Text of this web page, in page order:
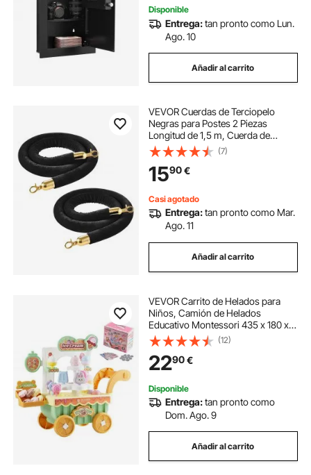
Disponible
Entrega:tan pronto como Lun.
Ago. 10
Añadir al carrito
VEVOR Cuerdas de Terciopelo
Negras para Postes 2 Piezas
Longitud de 1,5 m, Cuerda de
Barrera con Ganchos Dorados para
Control de Multitudes, Barrera
Separadora para Eventos, Cines,
Hoteles, Fiestas
(7)
1590€
Casi agotado
Entrega:tan pronto como Mar.
Ago. 11
Añadir al carrito
VEVOR Carrito de Helados para
Niños, Camión de Helados
Educativo Montessori 435 x 180 x
360 mm con 27 Accesorios, Dinero
de Juguete, Efectos de Luz y Sonido
para Niños de 3 Años en Adelante,
Verde
(12)
2290€
Disponible
Entrega:tan pronto como
Dom. Ago. 9
Añadir al carrito